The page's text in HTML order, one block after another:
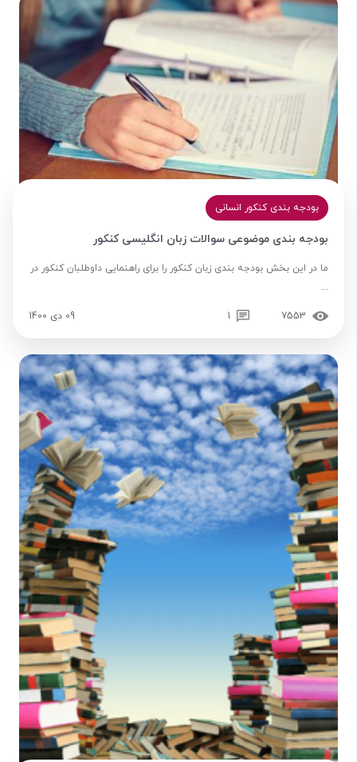
بودجه بندی کنکور انسانی
بودجه بندی موضوعی سوالات زبان انگلیسی کنکور
ما در این بخش بودجه بندی زبان کنکور را برای راهنمایی داوطلبان کنکور در
...
7553
1 09 دی 1400